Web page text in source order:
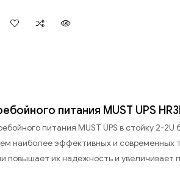
питания MUST UPS
питания MUST UPS в стойку 2-
наиболее эффективных и современных
повышает их надежность и увеличивает